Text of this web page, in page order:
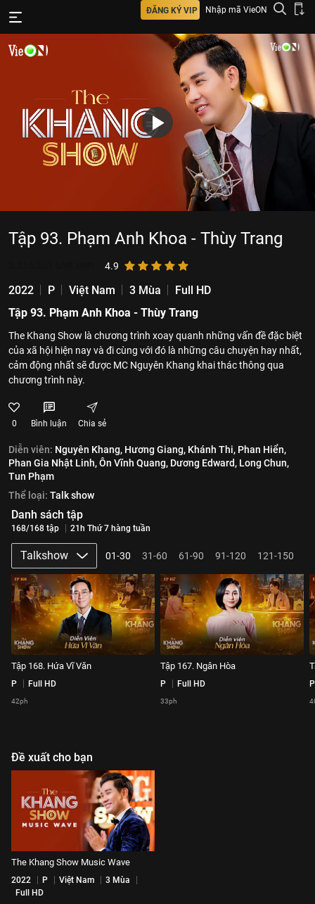
ĐĂNG KÝ VIP Nhập mã VieON
Tập 93. Phạm Anh Khoa - Thùy Trang
4.9
2022 P Việt Nam 3 Mùa
Full HD
Tập 93. Phạm Anh Khoa - Thùy Trang
The Khang Show là chương trình xoay quanh những vấn đề đặc biệt
của xã hội hiện nay và đi cùng với đó là những câu chuyện hay nhất,
cảm động nhất sẽ được MC Nguyên Khang khai thác thông qua
chương trình này.
0 Bình luận Chia sẻ
Diễn viên: Nguyên Khang, Hương Giang, Khánh Thi, Phan Hiển,
Phan Gia Nhật Linh,Ôn Vĩnh Quang, Dương Edward, Long Chun,
Tun Phạm
Thể loại: Talk show
Danh sách tập
168/168 tập 21h Thứ 7 hàng tuần
Talkshow 01-30 31-60 61-90 91-120 121-150
Tập 168. Hứa Vĩ Văn
P Full HD
42ph
Tập 167. Ngân Hòa
P Full HD
33ph
P
Đề xuất cho bạn
The Khang Show Music Wave
2022 P Việt Nam
3 Mùa
Full HD